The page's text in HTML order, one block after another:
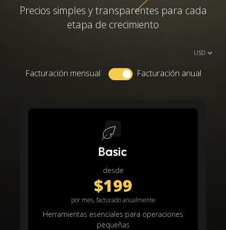
Precios simples y transparentes para cada
etapa de crecimiento
Facturación mensual Facturación anual
Basic
desde
$199
por mes, facturado anualmente
Herramientas esenciales para operaciones
pequeñas